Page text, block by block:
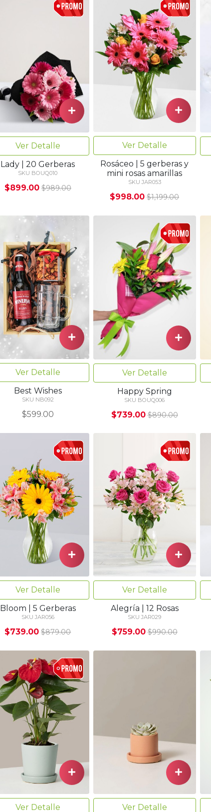
Ver Detalle
Lady | 20 Gerberas
SKU BOUQ010
$899.00 $989.00
Ver Detalle
Rosáceo | 5 gerberas y
mini rosas amarillas
SKU JAR053
$998.00 $1,199.00
Ver Detalle
Best Wishes
SKU NB092
$599.00
Ver Detalle
Happy Spring
SKU BOUQ006
$739.00 $890.00
Ver Detalle
Bloom | 5 Gerberas
SKU JAR056
$739.00 $879.00
Ver Detalle
Alegría | 12 Rosas
SKU JAR029
$759.00 $990.00
Ver Detalle Ver Detalle